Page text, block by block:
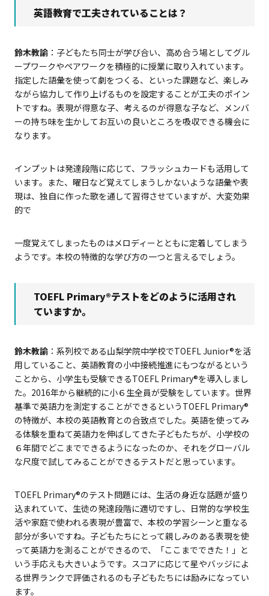
英語教育で工夫されていることは？
鈴木教諭 ：子どもたち同士が学び合い、高め合う場としてグル
ープワークやペアワークを積極的に授業に取り入れています。
指定した語彙を使って劇をつくる、といった課題など、楽しみ
ながら協力して作り上げるものを設定することが工夫のポイン
トですね。表現が得意な子、考えるのが得意な子など、メンバ
ーの持ち味を生かしてお互いの良いところを吸収できる機会に
なります。
インプットは発達段階に応じて、フラッシュカードも活用して
います。また、曜日など覚えてしまうしかないような語彙や表
現は、独自に作った歌を通して習得させていますが、大変効果
的で
一度覚えてしまったものはメロディーとともに定着してしまう
ようです。本校の特徴的な学び方の一つと言えるでしょう。
TOEFL Primary®テストをどのように活用され
ていますか。
鈴木教諭 ：系列校である山梨学院中学校でTOEFL Junior®を活
用していること、英語教育の小中接続推進にもつながるという
ことから、小学生も受験できるTOEFL Primary®を導入しまし
た。2016年から継続的に小６生全員が受験をしています。世界
基準で英語力を測定することができるというTOEFL Primary®
の特徴が、本校の英語教育との合致点でした。英語を使ってみ
る体験を重ねて英語力を伸ばしてきた子どもたちが、小学校の
６年間でどこまでできるようになったのか、それをグローバル
な尺度で試してみることができるテストだと思っています。
TOEFL Primary®のテスト問題には、生活の身近な話題が盛り
込まれていて、生徒の発達段階に適切ですし、日常的な学校生
活や家庭で使われる表現が豊富で、本校の学習シーンと重なる
部分が多いですね。子どもたちにとって親しみのある表現を使
って英語力を測ることができるので、「ここまでできた！」と
いう手応えも大きいようです。スコアに応じて星やバッジによ
る世界ランクで評価されるのも子どもたちには励みになってい
ます。